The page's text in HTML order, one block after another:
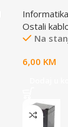
GEMBIRD
Informatika
Ostali
Na
6,00 KM